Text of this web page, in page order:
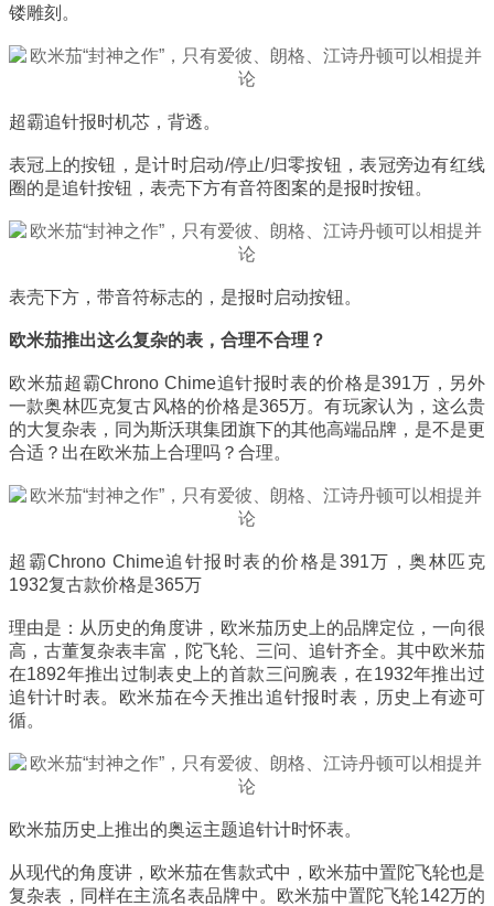
镂雕刻。
超霸追针报时机芯，背透。
表冠上的按钮，是计时启动/停止/归零按钮，表冠旁边有红线
圈的是追针按钮，表壳下方有音符图案的是报时按钮。
表壳下方，带音符标志的，是报时启动按钮。
欧米茄推出这么复杂的表，合理不合理？
欧米茄超霸Chrono Chime追针报时表的价格是391万，另外
一款奥林匹克复古风格的价格是365万。有玩家认为，这么贵
的大复杂表，同为斯沃琪集团旗下的其他高端品牌，是不是更
合适？出在欧米茄上合理吗？合理。
超霸Chrono Chime追针报时表的价格是391万，奥林匹克
1932复古款价格是365万
理由是：从历史的角度讲，欧米茄历史上的品牌定位，一向很
高，古董复杂表丰富，陀飞轮、三问、追针齐全。其中欧米茄
在1892年推出过制表史上的首款三问腕表，在1932年推出过
追针计时表。欧米茄在今天推出追针报时表，历史上有迹可
循。
欧米茄历史上推出的奥运主题追针计时怀表。
从现代的角度讲，欧米茄在售款式中，欧米茄中置陀飞轮也是
复杂表，同样在主流名表品牌中。欧米茄中置陀飞轮142万的